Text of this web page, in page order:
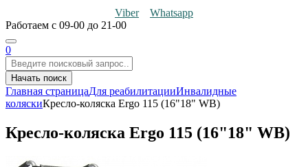
Viber
Whatsapp
Работаем с 09-00 до 21-00
0
Начать поиск
Главная страницаДля реабилитацииИнвалидные
коляскиКресло-коляска Ergo 115 (16"18" WB)
Кресло-коляска Ergo 115 (16"18" WB)